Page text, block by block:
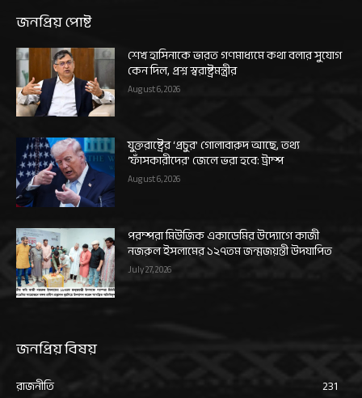
জনপ্রিয় পোষ্ট
শেখ হাসিনাকে ভারত গণমাধ্যমে কথা বলার সুযোগ
কেন দিল, প্রশ্ন স্বরাষ্ট্রমন্ত্রীর
August 6, 2026
যুক্তরাষ্ট্রের ‘প্রচুর’ গোলাবারুদ আছে, তথ্য
‘ফাঁসকারীদের’ জেলে ভরা হবে: ট্রাম্প
August 6, 2026
পরম্পরা মিউজিক একাডেমির উদ্যোগে কাজী
নজরুল ইসলামের ১২৭তম জন্মজয়ন্তী উদযাপিত
July 27, 2026
জনপ্রিয় বিষয়
রাজনীতি
231